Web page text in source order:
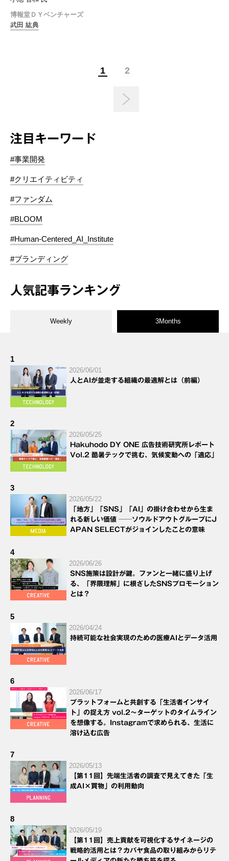
博報堂ＤＹベンチャーズ
武田 紘典
1 2
注目キーワード
#事業開発
#クリエイティビティ
#ファンダム
#BLOOM
#Human-Centered_AI_Institute
#ブランディング
人気記事ランキング
Weekly 3Months
1
2026/06/01
人とAIが並走する組織の最適解とは（前編）
2
2026/05/25
Hakuhodo DY ONE 広告技術研究所レポート
Vol.2 酷暑テックで挑む、気候変動への「適応」
3
2026/05/22
「地方」「SNS」「AI」の掛け合わせから生ま
れる新しい価値 ──ソウルドアウトグループにJ
APAN SELECTがジョインしたことの意味
4
2026/06/26
SNS施策は設計が鍵。ファンと一緒に盛り上げ
る、「界隈理解」に根ざしたSNSプロモーション
とは？
5
2026/04/24
持続可能な社会実現のための医療AIとデータ活用
6
2026/06/17
プラットフォームと共創する「生活者インサイ
ト」の捉え方 vol.2～ターゲットのタイムライン
を想像する。Instagramで求められる、生活に
溶け込む広告
7
2026/05/13
【第11回】先端生活者の調査で見えてきた「生
成AI×買物」の利用動向
8
2026/05/19
【第11回】売上貢献を可視化するサイネージの
戦略的活用とは？カバヤ食品の取り組みからリテ